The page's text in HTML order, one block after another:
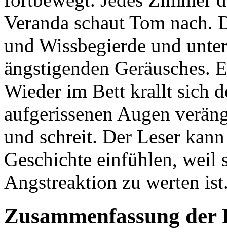
Veranda schaut Tom nach.
und Wissbegierde und
ängstigenden
Wieder im Bett krallt sich
aufgerissenen Augen
und schreit. Der Leser
Geschichte einfühlen, weil
Angstreaktion zu werten
Zusammenfassung der